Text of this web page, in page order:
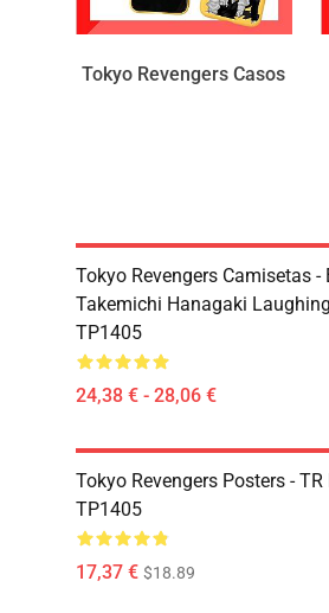
Tokyo Revengers Casos
Tokyo Revengers Camisetas -
Takemichi Hanagaki
TP1405
24,38 € - 28,06 €
Tokyo Revengers Posters - TR
TP1405
17,37 € $18.89